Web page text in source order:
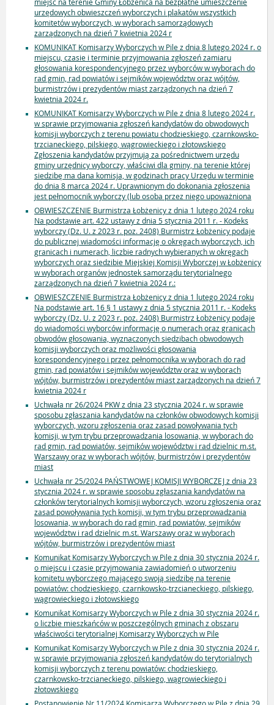
miejsc na terenie Gminy Łobżenica na bezpłatne umieszczenie
urzędowych obwieszczeń wyborczych i plakatów wszystkich
komitetów wyborczych, w wyborach samorządowych
zarządzonych na dzień 7 kwietnia 2024 r
KOMUNIKAT Komisarzy Wyborczych w Pile z dnia 8 lutego 2024 r. o
miejscu, czasie i terminie przyjmowania zgłoszeń zamiaru
głosowania korespondencyjnego przez wyborców w wyborach do
rad gmin, rad powiatów i sejmików województw oraz wójtów,
burmistrzów i prezydentów miast zarządzonych na dzień 7
kwietnia 2024 r.
KOMUNIKAT Komisarzy Wyborczych w Pile z dnia 8 lutego 2024 r.
w sprawie przyjmowania zgłoszeń kandydatów do obwodowych
komisji wyborczych z terenu powiatu chodzieskiego, czarnkowsko-
trzcianeckiego, pilskiego, wągrowieckiego i złotowskiego
Zgłoszenia kandydatów przyjmują za pośrednictwem urzędu
gminy urzędnicy wyborczy, właściwi dla gminy, na terenie której
siedzibę ma dana komisja, w godzinach pracy Urzędu w terminie
do dnia 8 marca 2024 r. Uprawnionym do dokonania zgłoszenia
jest pełnomocnik wyborczy (lub osoba przez niego upoważniona
OBWIESZCZENIE Burmistrza Łobżenicy z dnia 1 lutego 2024 roku
Na podstawie art. 422 ustawy z dnia 5 stycznia 2011 r. - Kodeks
wyborczy (Dz. U. z 2023 r. poz. 2408) Burmistrz Łobżenicy podaje
do publicznej wiadomości informację o okręgach wyborczych, ich
granicach i numerach, liczbie radnych wybieranych w okręgach
wyborczych oraz siedzibie Miejskiej Komisji Wyborczej w Łobżenicy
w wyborach organów jednostek samorządu terytorialnego
zarządzonych na dzień 7 kwietnia 2024 r.:
OBWIESZCZENIE Burmistrza Łobżenicy z dnia 1 lutego 2024 roku
Na podstawie art. 16 § 1 ustawy z dnia 5 stycznia 2011 r. - Kodeks
wyborczy (Dz. U. z 2023 r. poz. 2408) Burmistrz Łobżenicy podaje
do wiadomości wyborców informację o numerach oraz granicach
obwodów głosowania, wyznaczonych siedzibach obwodowych
komisji wyborczych oraz możliwości głosowania
korespondencyjnego i przez pełnomocnika w wyborach do rad
gmin, rad powiatów i sejmików województw oraz w wyborach
wójtów, burmistrzów i prezydentów miast zarządzonych na dzień 7
kwietnia 2024 r
Uchwała nr 26/2024 PKW z dnia 23 stycznia 2024 r. w sprawie
sposobu zgłaszania kandydatów na członków obwodowych komisji
wyborczych, wzoru zgłoszenia oraz zasad powoływania tych
komisji, w tym trybu przeprowadzania losowania, w wyborach do
rad gmin, rad powiatów, sejmików województw i rad dzielnic m.st.
Warszawy oraz w wyborach wójtów, burmistrzów i prezydentów
miast
Uchwała nr 25/2024 PAŃSTWOWEJ KOMISJI WYBORCZEJ z dnia 23
stycznia 2024 r. w sprawie sposobu zgłaszania kandydatów na
członków terytorialnych komisji wyborczych, wzoru zgłoszenia oraz
zasad powoływania tych komisji, w tym trybu przeprowadzania
losowania, w wyborach do rad gmin, rad powiatów, sejmików
województw i rad dzielnic m.st. Warszawy oraz w wyborach
wójtów, burmistrzów i prezydentów miast
Komunikat Komisarzy Wyborczych w Pile z dnia 30 stycznia 2024 r.
o miejscu i czasie przyjmowania zawiadomień o utworzeniu
komitetu wyborczego mającego swoją siedzibę na terenie
powiatów: chodzieskiego, czarnkowsko-trzcianeckiego, pilskiego,
wągrowieckiego i złotowskiego
Komunikat Komisarzy Wyborczych w Pile z dnia 30 stycznia 2024 r.
o liczbie mieszkańców w poszczególnych gminach z obszaru
właściwości terytorialnej Komisarzy Wyborczych w Pile
Komunikat Komisarzy Wyborczych w Pile z dnia 30 stycznia 2024 r.
w sprawie przyjmowania zgłoszeń kandydatów do terytorialnych
komisji wyborczych z terenu powiatów: chodzieskiego,
czarnkowsko-trzcianeckiego, pilskiego, wągrowieckiego i
złotowskiego